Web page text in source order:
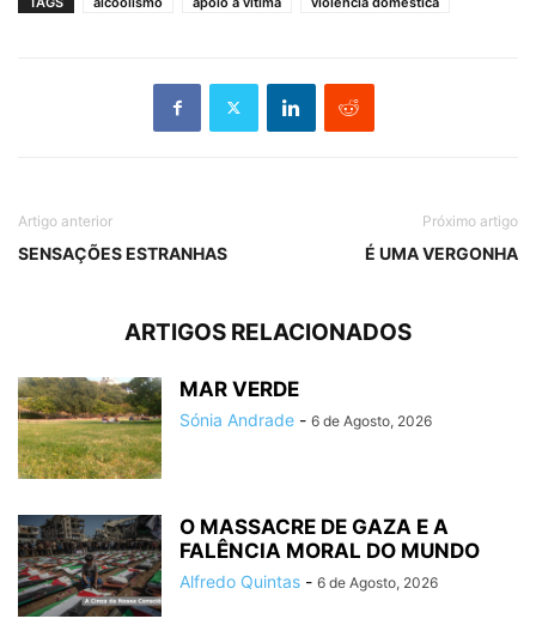
Artigo anterior
SENSAÇÕES ESTRANHAS
Próximo artigo
É UMA VERGONHA
ARTIGOS RELACIONADOS
MAR VERDE
Sónia Andrade - 6 de Agosto, 2026
O MASSACRE DE GAZA E A
FALÊNCIA MORAL DO MUNDO
Alfredo Quintas - 6 de Agosto, 2026